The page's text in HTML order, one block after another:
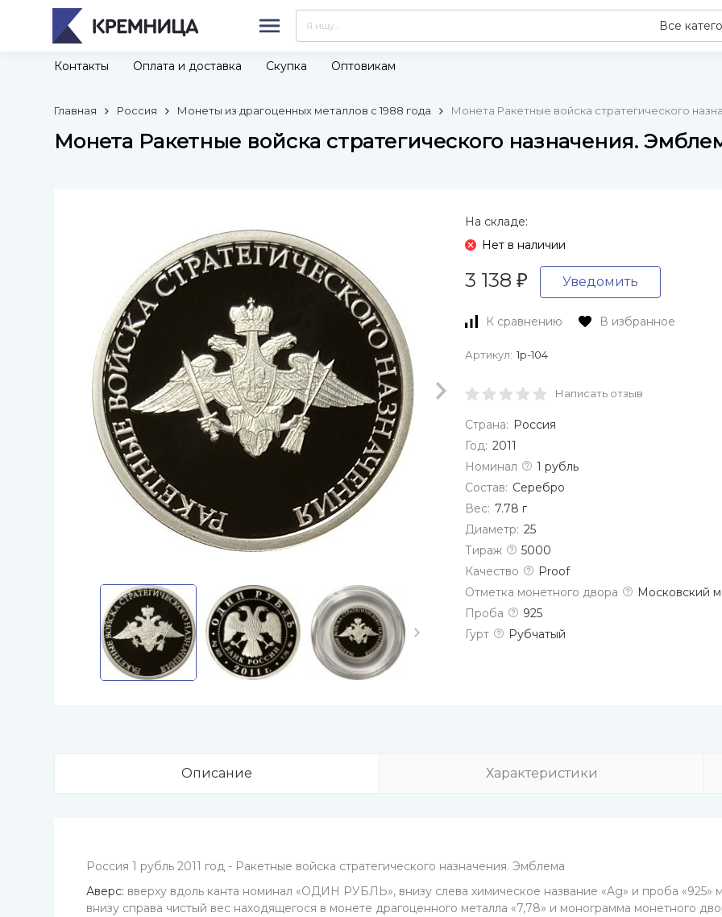
Все
Контакты Оплата и доставка Скупка Оптовикам
Главная Россия Монеты из драгоценных металлов с 1988 года Монета Ракетные войска стратегического
Монета Ракетные войска стратегического назначения.
На складе:
Нет в наличии
3 138 ₽ Уведомить
К сравнению В избранное
Артикул: 1р-104
Написать отзыв
Страна: Россия
Год: 2011
Номинал
1 рубль
Состав: Серебро
Вес: 7.78 г
Диаметр: 25
Тираж
5000
Качество
Proof
Отметка монетного двора
Московский
Проба
925
Гурт
Рубчатый
Описание
Россия 1 рубль 2011 год - Ракетные войска стратегического назначения. Эмблема
Аверс: вверху вдоль канта номинал «ОДИН РУБЛЬ», внизу слева химическое название «Ag» и проба «925»
внизу справа чистый вес находящегося в монете драгоценного металла «7,78» и монограмма монетного
Характеристики